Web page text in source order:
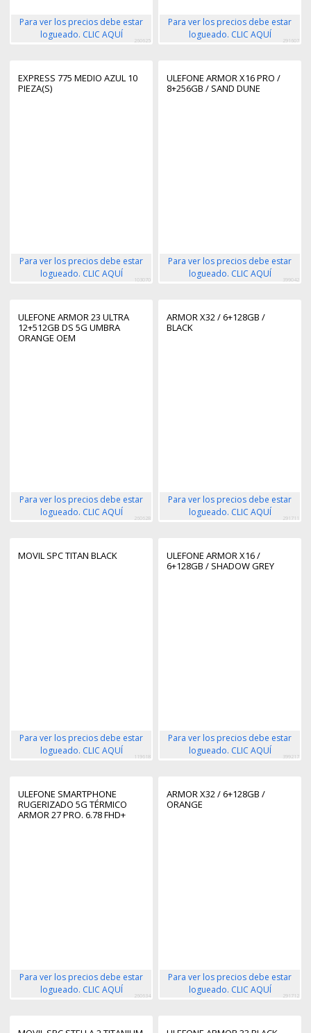
Para ver los precios debe estar
logueado. CLIC AQUÍ
260625
Para ver los precios debe estar
logueado. CLIC AQUÍ
291607
EXPRESS 775 MEDIO AZUL 10
PIEZA(S)
Para ver los precios debe estar
logueado. CLIC AQUÍ
103070
ULEFONE ARMOR X16 PRO /
8+256GB / SAND DUNE
Para ver los precios debe estar
logueado. CLIC AQUÍ
399042
ULEFONE ARMOR 23 ULTRA
12+512GB DS 5G UMBRA
ORANGE OEM
Para ver los precios debe estar
logueado. CLIC AQUÍ
260628
ARMOR X32 / 6+128GB /
BLACK
Para ver los precios debe estar
logueado. CLIC AQUÍ
291711
MOVIL SPC TITAN BLACK
Para ver los precios debe estar
logueado. CLIC AQUÍ
119618
ULEFONE ARMOR X16 /
6+128GB / SHADOW GREY
Para ver los precios debe estar
logueado. CLIC AQUÍ
399217
ULEFONE SMARTPHONE
RUGERIZADO 5G TÉRMICO
ARMOR 27 PRO. 6.78 FHD+
Para ver los precios debe estar
logueado. CLIC AQUÍ
260634
ARMOR X32 / 6+128GB /
ORANGE
Para ver los precios debe estar
logueado. CLIC AQUÍ
291712